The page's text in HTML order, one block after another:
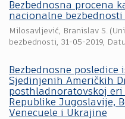
Bezbednosna procena
nacionalne
Milosavljević, Branislav S. (
bezbednosti, 31-05-2019,
Bezbednosne posledice
Sjedinjenih Američkih
posthladnoratovskoj eri
Republike Jugoslavije,
Venecuele i Ukrajine